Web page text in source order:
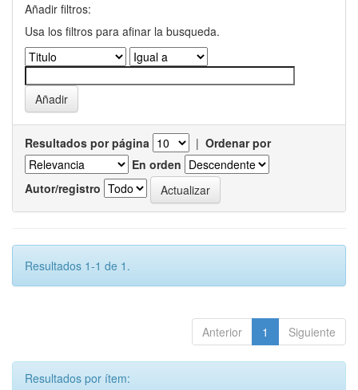
Añadir filtros:
Usa los filtros para afinar la busqueda.
Resultados por página | Ordenar por
En orden
Autor/registro
Resultados 1-1 de 1.
Anterior 1 Siguiente
Resultados por ítem: